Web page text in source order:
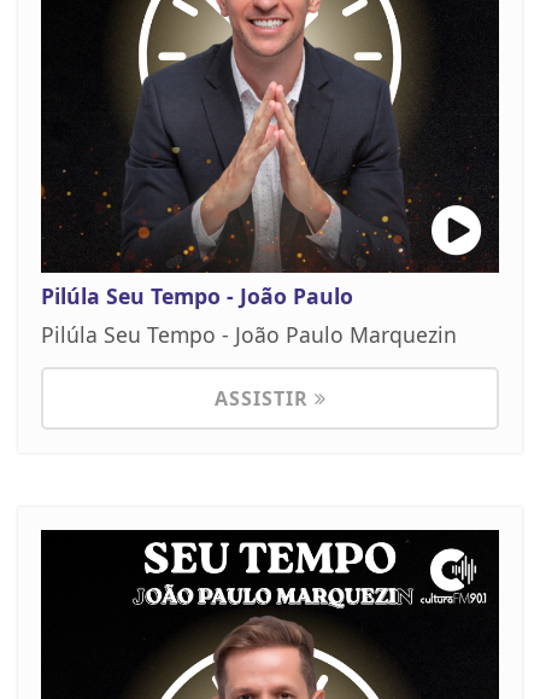
Pilúla Seu Tempo - João Paulo
Pilúla Seu Tempo - João Paulo Marquezin
ASSISTIR